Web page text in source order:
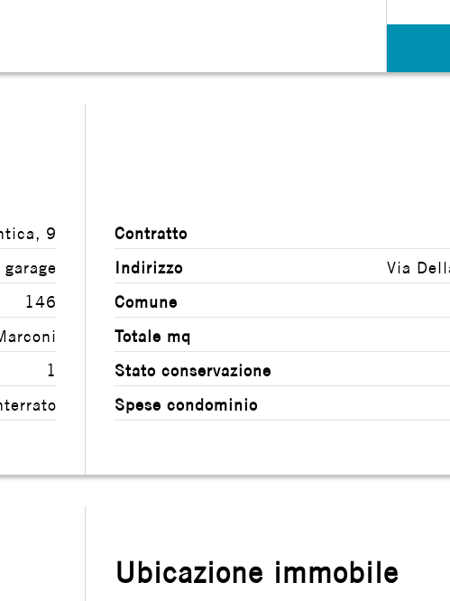
9 Contratto
garage Indirizzo
Via
146 Comune
Totale mq
1 Stato conservazione
Spese condominio
Ubicazione immobile